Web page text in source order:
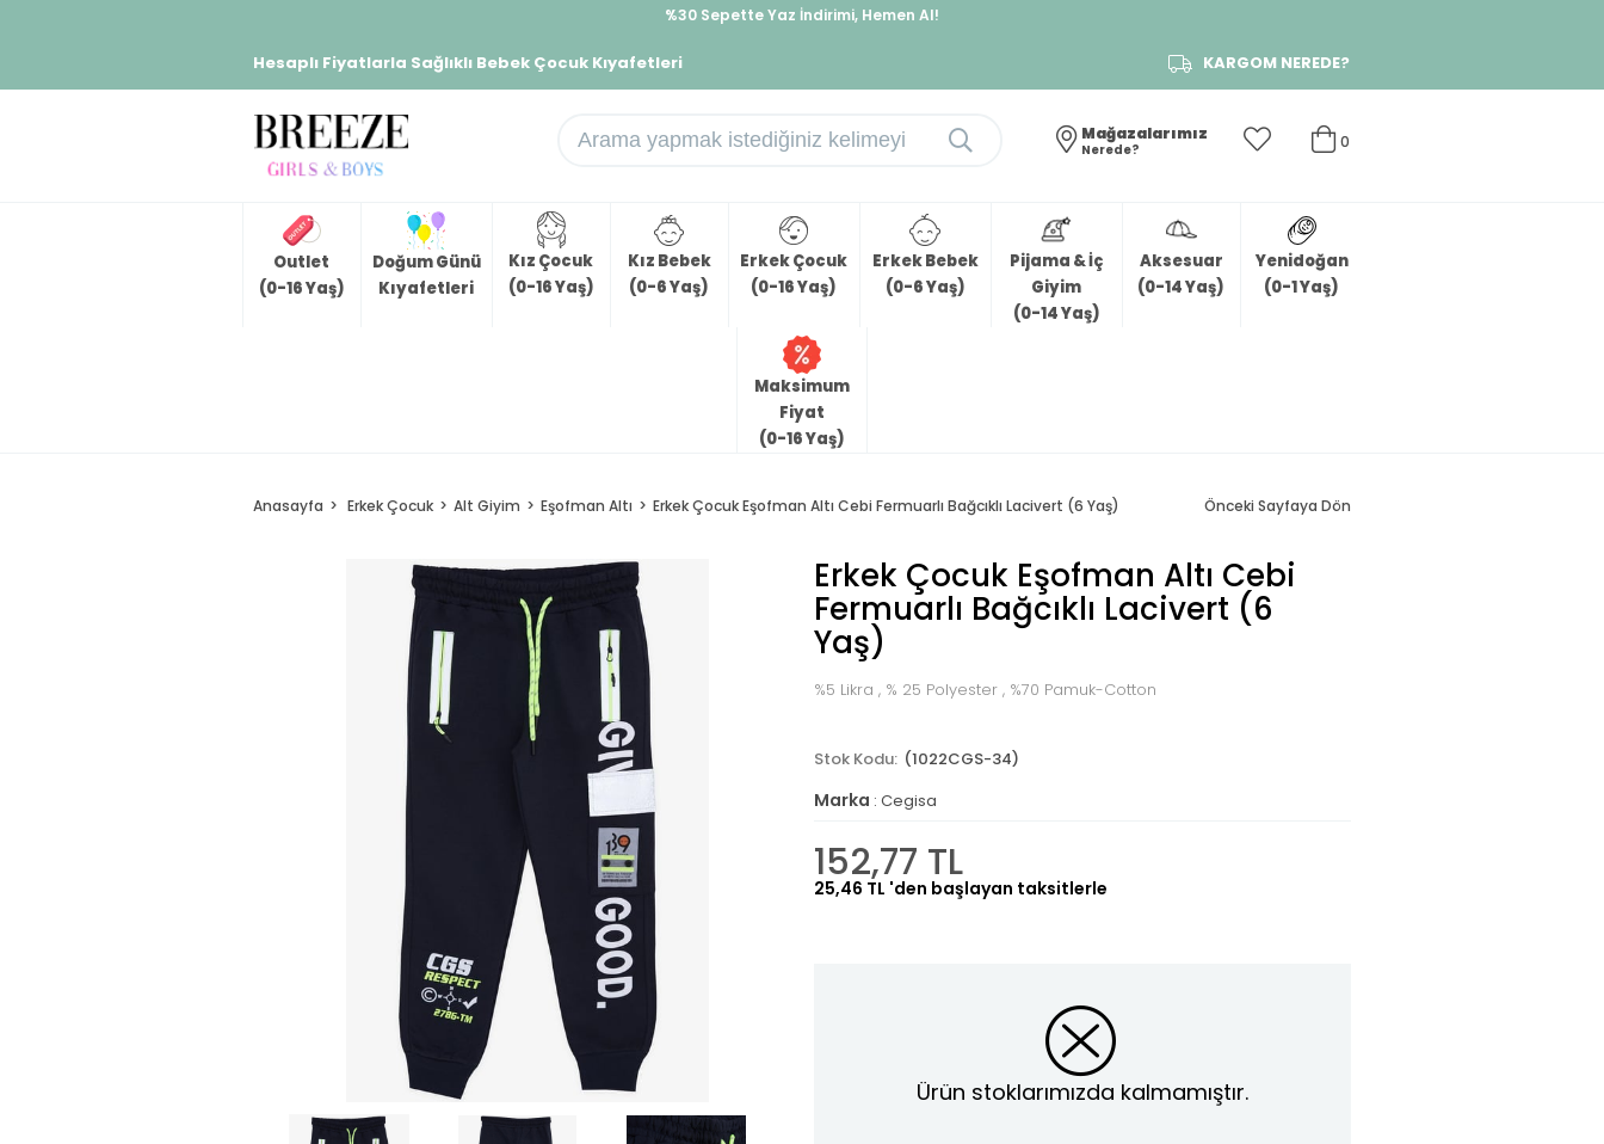
%30 Sepette Yaz İndirimi, Hemen Al!
Hesaplı Fiyatlarla Sağlıklı Bebek Çocuk Kıyafetleri KARGOM NEREDE?
0
Mağazalarımız
Nerede?
Outlet
(0-16 Yaş)
Doğum Günü
Kıyafetleri
Kız Çocuk
(0-16 Yaş)
Kız Bebek
(0-6 Yaş)
Erkek Çocuk
(0-16 Yaş)
Erkek Bebek
(0-6 Yaş)
Pijama & İç
Giyim
(0-14 Yaş)
Aksesuar
(0-14 Yaş)
Yenidoğan
(0-1 Yaş)
Maksimum
Fiyat
(0-16 Yaş)
Anasayfa Erkek Çocuk Alt Giyim Eşofman Altı Erkek Çocuk Eşofman Altı Cebi Fermuarlı Bağcıklı Lacivert (6 Yaş) Önceki Sayfaya Dön
Erkek Çocuk Eşofman Altı Cebi
Fermuarlı Bağcıklı Lacivert (6
Yaş)
%5 Likra , % 25 Polyester , %70 Pamuk-Cotton
(1022CGS-34)
Marka : Cegisa
152,77 TL
25,46 TL 'den başlayan taksitlerle
Ürün stoklarımızda kalmamıştır.